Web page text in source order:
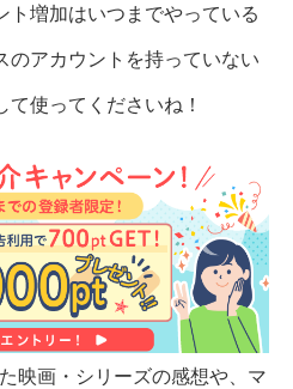
ト増加はいつまでやっている
のアカウントを持っていない
使ってくださいね！
映画・シリーズの感想や、マ